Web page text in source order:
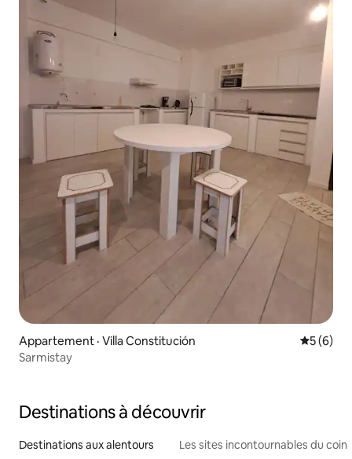
Appartement · Villa Constitución Note
5 (6)
Sarmistay
Destinations à découvrir
Destinations aux alentours Les sites incontournables du coin